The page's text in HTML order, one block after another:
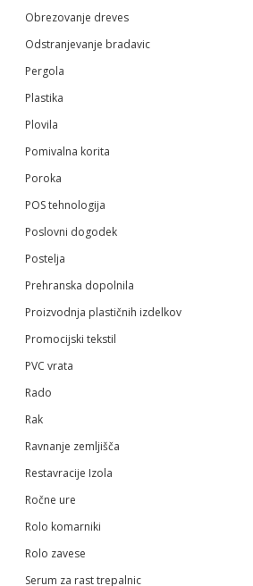
Obrezovanje dreves
Odstranjevanje bradavic
Pergola
Plastika
Plovila
Pomivalna korita
Poroka
POS tehnologija
Poslovni dogodek
Postelja
Prehranska dopolnila
Proizvodnja plastičnih izdelkov
Promocijski tekstil
PVC vrata
Rado
Rak
Ravnanje zemljišča
Restavracije Izola
Ročne ure
Rolo komarniki
Rolo zavese
Serum za rast trepalnic